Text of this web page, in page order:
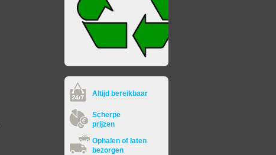
Altijd bereikbaar
Scherpe
prijzen
Ophalen of laten
bezorgen